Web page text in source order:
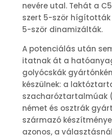
nevére utal. Tehát a
szert 5-ször hígították
5-ször dinamizálták.
A potenciálás után
itatnak át a
golyócskák
készülnek: a
szacharóztartalmúak
német és osztrák
származó
azonos, a